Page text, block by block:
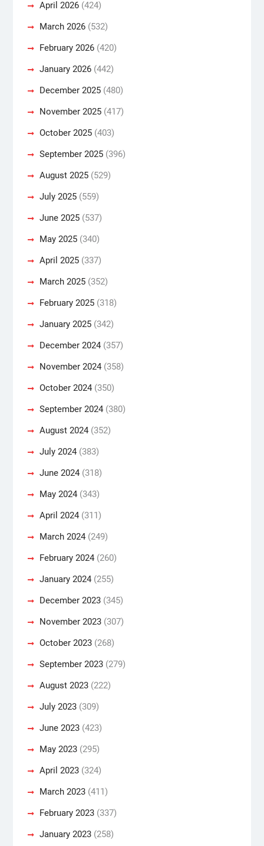
April 2026(424)
March 2026(532)
February 2026(420)
January 2026(442)
December 2025(480)
November 2025(417)
October 2025(403)
September 2025(396)
August 2025(529)
July 2025(559)
June 2025(537)
May 2025(340)
April 2025(337)
March 2025(352)
February 2025(318)
January 2025(342)
December 2024(357)
November 2024(358)
October 2024(350)
September 2024(380)
August 2024(352)
July 2024(383)
June 2024(318)
May 2024(343)
April 2024(311)
March 2024(249)
February 2024(260)
January 2024(255)
December 2023(345)
November 2023(307)
October 2023(268)
September 2023(279)
August 2023(222)
July 2023(309)
June 2023(423)
May 2023(295)
April 2023(324)
March 2023(411)
February 2023(337)
January 2023(258)